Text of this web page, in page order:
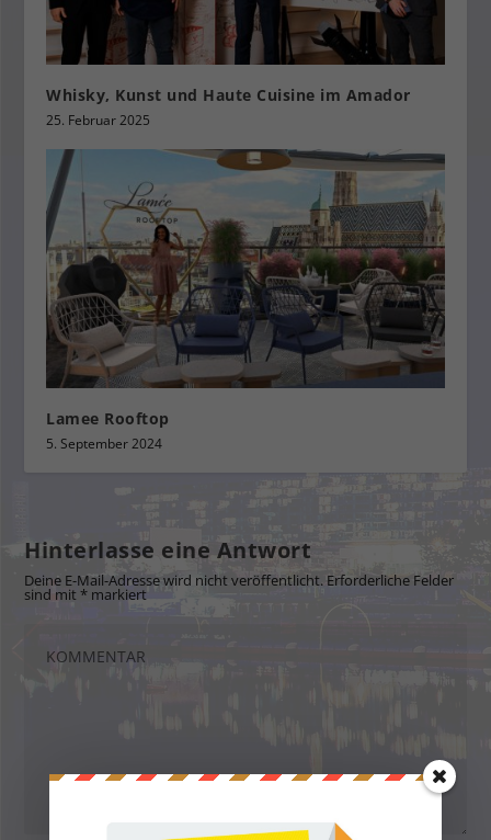
Whisky, Kunst und Haute Cuisine im Amador
25. Februar 2025
Lamee Rooftop
5. September 2024
Hinterlasse eine Antwort
Deine E-Mail-Adresse wird nicht veröffentlicht. Erforderliche Felder
sind mit* markiert